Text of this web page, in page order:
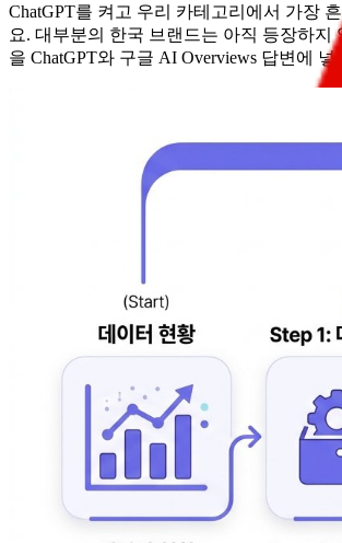
ChatGPT를 켜고 우리 카테고리에서 가장
요. 대부분의 한국 브랜드는 아직 등장하
을 ChatGPT와 구글 AI Overviews 답변에